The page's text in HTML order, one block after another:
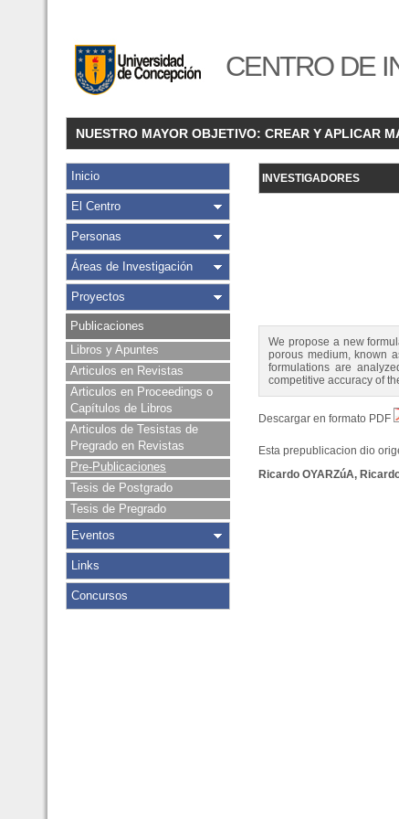
CENTRO DE
NUESTRO MAYOR OBJETIVO: CREAR Y APLICAR
Inicio
El Centro
Personas
Áreas de Investigación
Proyectos
Publicaciones
Libros y Apuntes
Articulos en Revistas
Articulos en Proceedings o
Capítulos de Libros
Articulos de Tesistas de
Pregrado en Revistas
Pre-Publicaciones
Tesis de Postgrado
Tesis de Pregrado
Eventos
Links
Concursos
INVESTIGADORES
We propose a new
porous medium, known
formulations are
competitive accuracy of
Descargar en formato PDF
Esta prepublicacion dio
Ricardo OYARZúA,